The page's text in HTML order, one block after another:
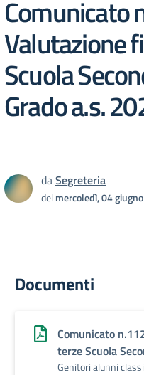
Comunicato
Valutazione
Scuola
Grado a.s.
daSegreteria
delmercoledì, 04
Documenti
Comunicato
terze Scuola
Genitori alunni